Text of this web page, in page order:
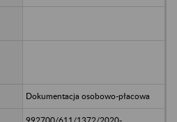
Dokumentacja osobowo-płacowa